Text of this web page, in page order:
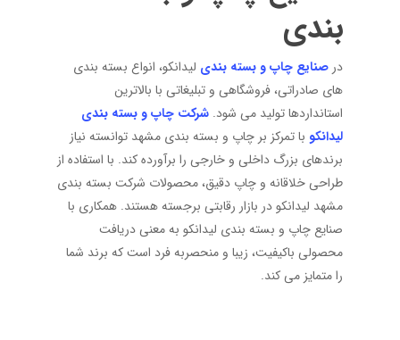
بندی
در صنایع چاپ و بسته بندی لیدانکو، انواع بسته بندی
های صادراتی، فروشگاهی و تبلیغاتی با بالاترین
استانداردها تولید می شود. شرکت چاپ و بسته بندی
لیدانکو با تمرکز بر چاپ و بسته بندی مشهد توانسته نیاز
برندهای بزرگ داخلی و خارجی را برآورده کند. با استفاده از
طراحی خلاقانه و چاپ دقیق، محصولات شرکت بسته بندی
مشهد لیدانکو در بازار رقابتی برجسته هستند. همکاری با
صنایع چاپ و بسته بندی لیدانکو به معنی دریافت
محصولی باکیفیت، زیبا و منحصربه فرد است که برند شما
را متمایز می کند.